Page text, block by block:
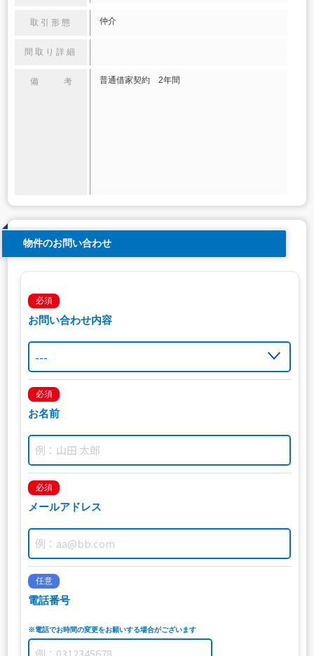
取引形態 仲介
間取り詳細
備 考 普通借家契約 2年間
物件のお問い合わせ
必須
お問い合わせ内容
必須
お名前
必須
メールアドレス
任意
電話番号
※電話でお時間の変更をお願いする場合がございます